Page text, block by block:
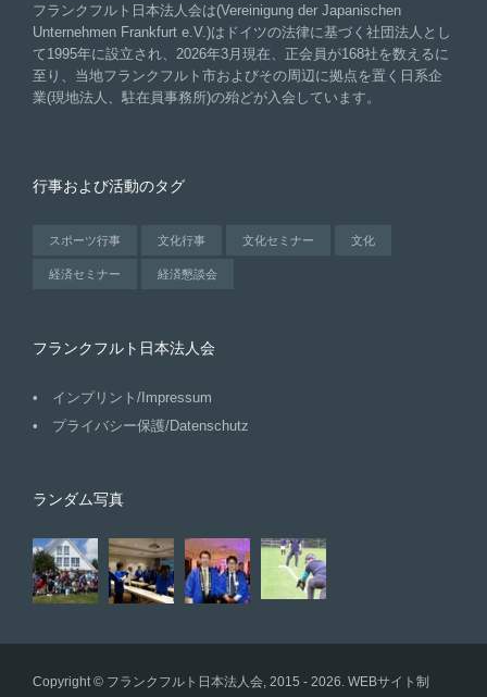
フランクフルト日本法人会は(Vereinigung der Japanischen
Unternehmen Frankfurt e.V.)はドイツの法律に基づく社団法人とし
て1995年に設立され、2026年3月現在、正会員が168社を数えるに
至り、当地フランクフルト市およびその周辺に拠点を置く日系企
業(現地法人、駐在員事務所)の殆どが入会しています。
行事および活動のタグ
スポーツ行事 文化行事 文化セミナー 文化
経済セミナー 経済懇談会
フランクフルト日本法人会
インプリント/Impressum
プライバシー保護/Datenschutz
ランダム写真
Copyright © フランクフルト日本法人会, 2015 - 2026. WEBサイト制